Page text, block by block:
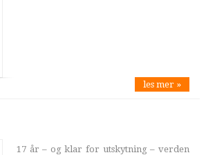
les mer »
17 år – og klar for utskytning – verden